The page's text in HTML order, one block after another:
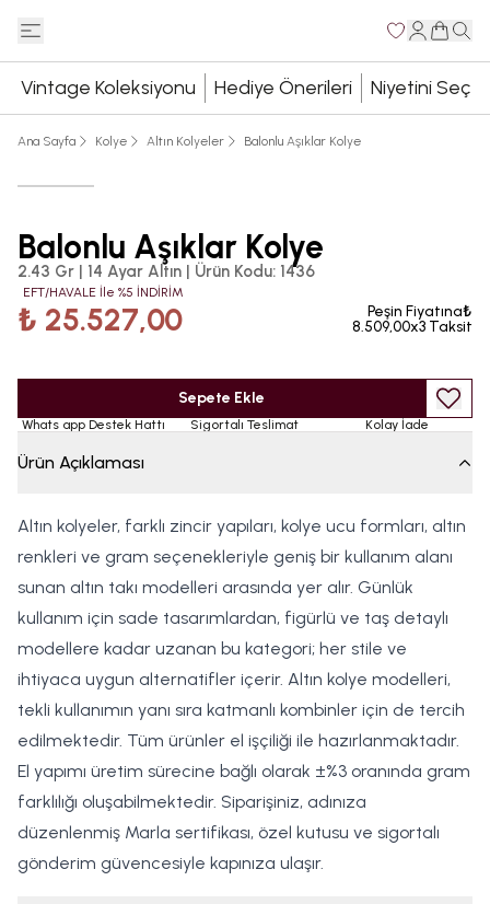
Vintage Koleksiyonu Hediye Önerileri Niyetini Seç
Ana Sayfa Kolye Altın Kolyeler Balonlu Aşıklar Kolye
Balonlu Aşıklar Kolye
2.43 Gr | 14 Ayar Altın | Ürün Kodu: 1436
EFT/HAVALE İle %5 İNDİRİM
₺ 25.527,00
Peşin Fiyatına₺
8.509,00x3 Taksit
Sepete Ekle
Whats app Destek Hattı Sigortalı Teslimat Kolay İade
Ürün Açıklaması
Altın kolyeler, farklı zincir yapıları, kolye ucu formları, altın
renkleri ve gram seçenekleriyle geniş bir kullanım alanı
sunan altın takı modelleri arasında yer alır. Günlük
kullanım için sade tasarımlardan, figürlü ve taş detaylı
modellere kadar uzanan bu kategori; her stile ve
ihtiyaca uygun alternatifler içerir. Altın kolye modelleri,
tekli kullanımın yanı sıra katmanlı kombinler için de tercih
edilmektedir. Tüm ürünler el işçiliği ile hazırlanmaktadır.
El yapımı üretim sürecine bağlı olarak ±%3 oranında gram
farklılığı oluşabilmektedir. Siparişiniz, adınıza
düzenlenmiş Marla sertifikası, özel kutusu ve sigortalı
gönderim güvencesiyle kapınıza ulaşır.